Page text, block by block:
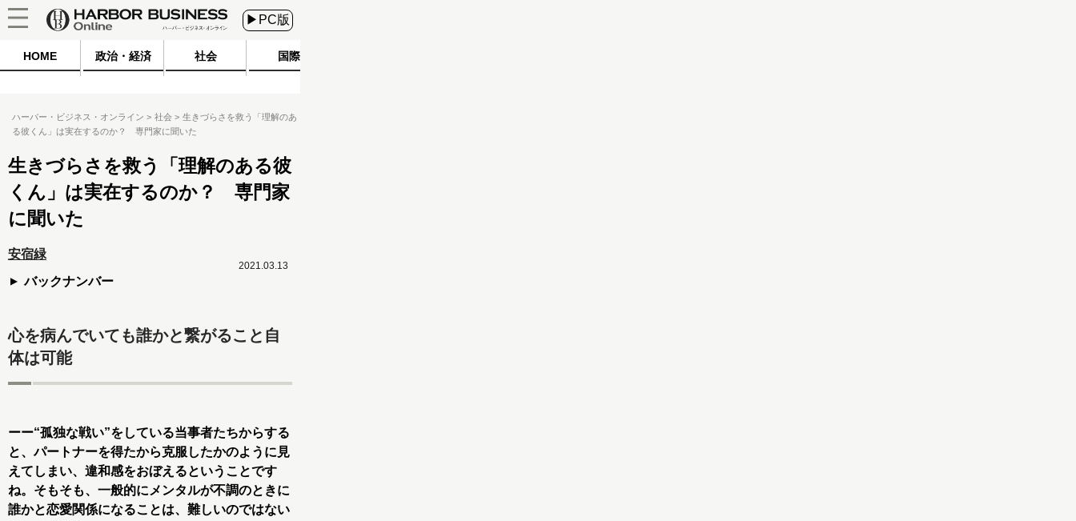
▶PC版
HOME 政治・経済 社会 国際
ハーバー・ビジネス・オンライン 社会
生きづらさを救う「理解のあ
る彼くん」は実在するのか？ 専門家に聞いた
生きづらさを救う「理解のある彼
くん」は実在するのか？ 専門家
に聞いた
安宿緑
バックナンバー
2021.03.13
心を病んでいても誰かと繋がること自
体は可能
ーー“孤独な戦い”をしている当事者たちからする
と、パートナーを得たから克服したかのように見
えてしまい、違和感をおぼえるということです
ね。そもそも、一般的にメンタルが不調のときに
誰かと恋愛関係になることは、難しいのではない